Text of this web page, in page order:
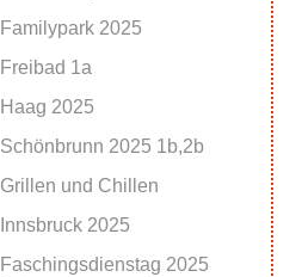
Familypark 2025
Freibad 1a
Haag 2025
Schönbrunn 2025 1b,2b
Grillen und Chillen
Innsbruck 2025
Faschingsdienstag 2025